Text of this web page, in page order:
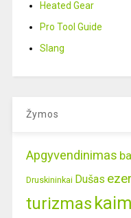
Heated Gear
Pro Tool Guide
Slang
Žymos
Apgyvendinimas
Druskininkai Dušas
turizmas